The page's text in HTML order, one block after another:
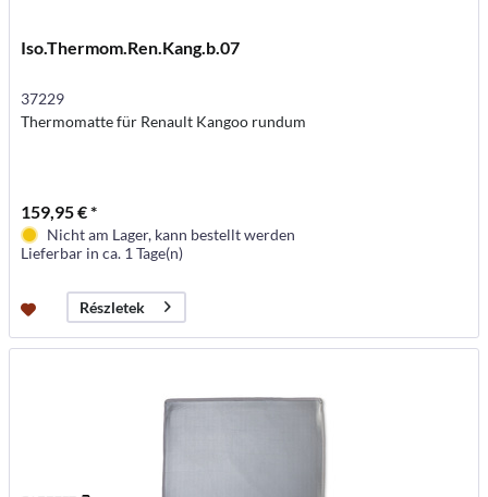
Iso.Thermom.Ren.Kang.b.07
37229
Thermomatte für Renault Kangoo rundum
159,95 € *
Nicht am Lager, kann bestellt werden
Lieferbar in ca. 1 Tage(n)
Részletek